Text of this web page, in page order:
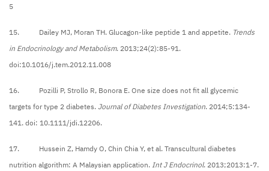
5
15. Dailey MJ, Moran TH. Glucagon-like peptide 1 and appetite. Trends
in Endocrinology and Metabolism. 2013;24(2):85-91.
doi:10.1016/j.tem.2012.11.008
16. Pozilli P, Strollo R, Bonora E. One size does not fit all glycemic
targets for type 2 diabetes. Journal of Diabetes Investigation. 2014;5:134-
141. doi: 10.1111/jdi.12206.
17. Hussein Z, Hamdy O, Chin Chia Y, et al. Transcultural diabetes
nutrition algorithm: A Malaysian application. Int J Endocrinol. 2013;2013:1-7.